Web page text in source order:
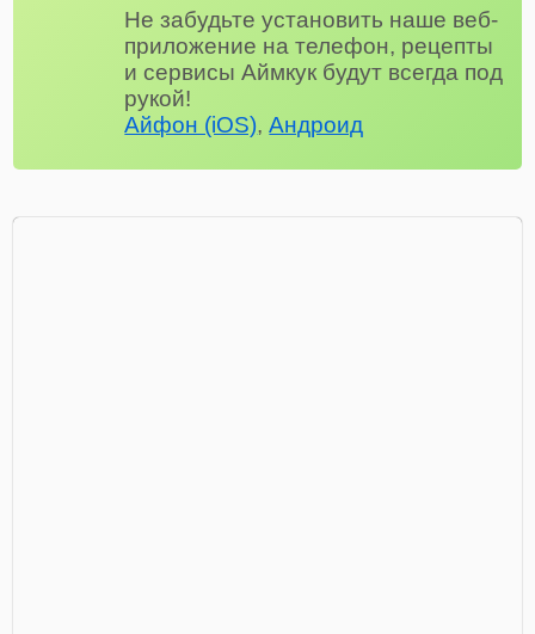
Не забудьте установить наше веб-
приложение на телефон, рецепты
и сервисы Аймкук будут всегда под
рукой!
Айфон (iOS),Андроид